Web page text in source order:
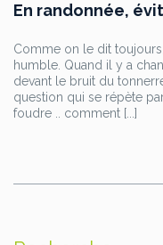
En randonnée,
Comme on le dit
humble. Quand il y a
devant le bruit du
question qui se répète
foudre .. comment [...]